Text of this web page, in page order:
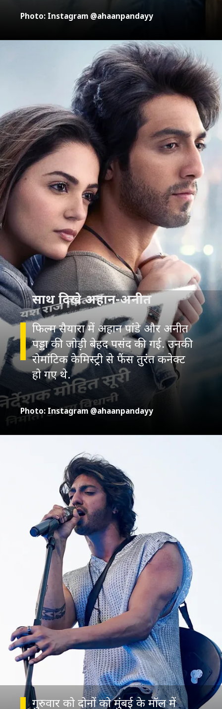
Photo: Instagram @ahaanpandayy
फिल्म सैयारा में अहान पांडे और अनीत
पड्डा की जोड़ी बेहद पसंद की गई. उनकी
रोमांटिक केमिस्ट्री से फैंस तुरंत कनेक्ट
हो गए थे.
साथ दिखे अहान-अनीत
Photo: Instagram @ahaanpandayy
गुरुवार को दोनों को मुंबई के मॉल में